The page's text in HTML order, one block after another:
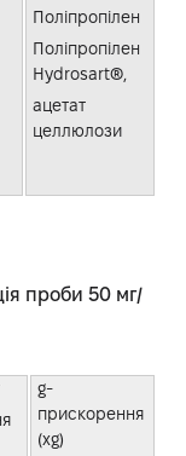
Поліпропілен
Поліпропілен
Hydrosart®,
ацетат
целлюлози
проби 50 мг/
g-
прискорення
(xg)